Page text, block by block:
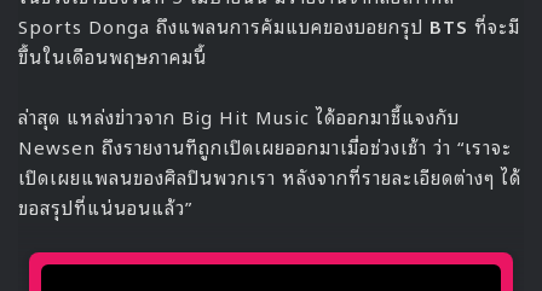
คิมยองแด ที่รับบทของ จูซอกฮุน ก็รู้สึกเซอร์ไพรส์ที่ได้อ่านเรื่อง
ราวในฉากแรกของเรื่อง เช่นกัน และมันยังทำให้เขารู้สึกกังวล
“ในบทเขียนว่าเด็กผู้หญิงผมยาวนอนตายอยู่บนพื้นครับ
ผมก็สงสัยนะครับว่าจะเป็นใคร พอรู้ว่าเป็น โรนา ผมก็
ตกใจครับ แล้วก็กังวลว่าบทของผมต่อจากนี้จะเป็นยังไง
เพราะความสัมพันธ์เดียวของผมในเรื่องคือ โรนา ครับ
เป็นพลอตหลักของผมเลย แล้วถ้าเธอตายไปแบบนี้ผมก็